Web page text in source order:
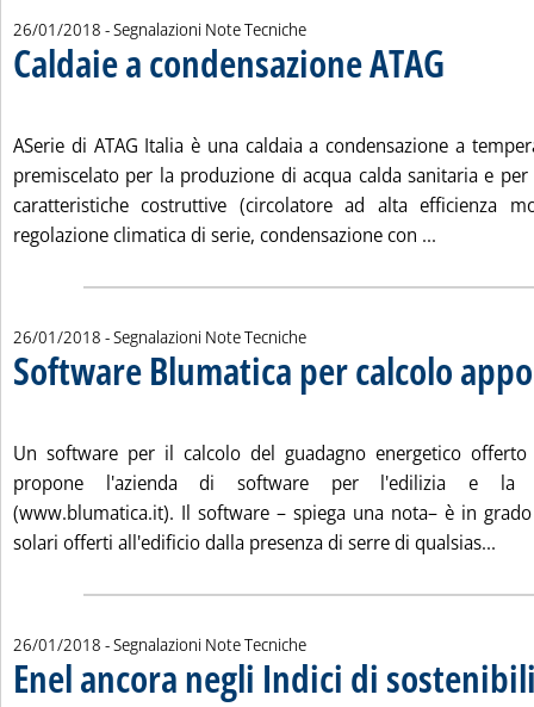
26/01/2018 - Segnalazioni Note Tecniche
Caldaie a condensazione ATAG
. Pubblicata venerdì 26 gennaio 2018 alle 11.48.
ASerie di ATAG Italia è una caldaia a condensazione a
premiscelato per la produzione di acqua calda sanitaria e
caratteristiche costruttive (circolatore ad alta efficienza
regolazione climatica di serie, condensazione con ...
26/01/2018 - Segnalazioni Note Tecniche
Software Blumatica per calcolo
. Pubblicata venerdì 26 gennaio 2018 alle 11.48.
Un software per il calcolo del guadagno energetico
propone l'azienda di software per l'edilizia e la
(www.blumatica.it). Il software – spiega una nota– è in
solari offerti all'edificio dalla presenza di serre di qualsias...
26/01/2018 - Segnalazioni Note Tecniche
Enel ancora negli Indici di